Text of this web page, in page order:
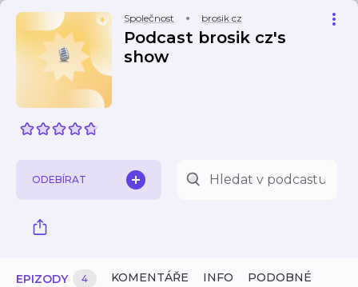
Společnost brosik cz
Podcast brosik cz's
show
ODEBÍRAT
EPIZODY 4 KOMENTÁŘE INFO PODOBNÉ